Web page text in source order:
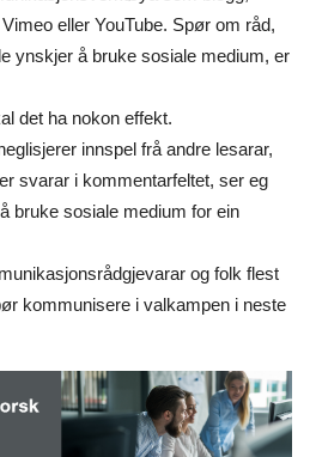
eller YouTube. Spør om råd,
ynskjer å bruke sosiale medium, er
det ha nokon effekt.
innspel frå andre lesarar,
svarar i kommentarfeltet, ser eg
bruke sosiale medium for ein
og folk flest
kommunisere i valkampen i neste